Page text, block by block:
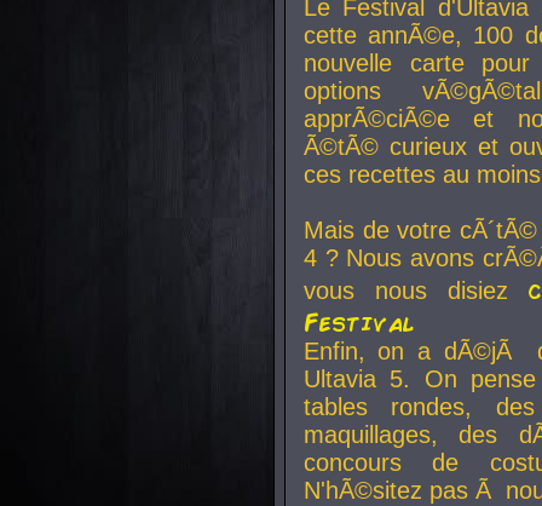
Le Festival
cette annÃ©e, 100
nouvelle carte
options
apprÃ©ciÃ©e et
Ã©tÃ© curieux et
ces recettes au
Mais de votre
4 ? Nous avons
vous nous disiez
Festival
Enfin, on a dÃ©jÃ
Ultavia 5. On
tables rondes,
maquillages, des
concours de
N'hÃ©sitez pas Ã